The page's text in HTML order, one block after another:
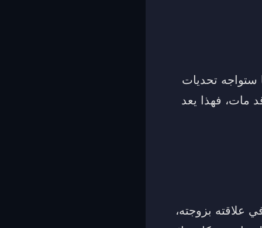
ستواجه تحديات
مات، فهذا يعد
علاقته بزوجته،